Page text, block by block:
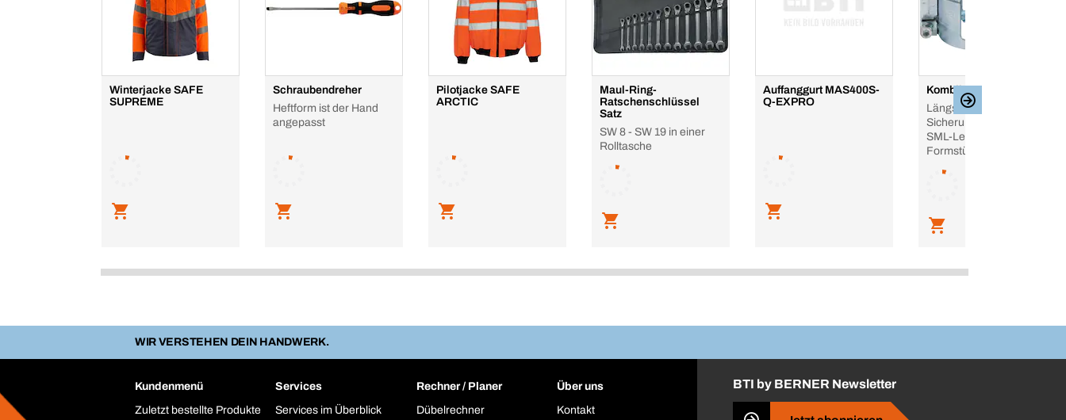
Winterjacke SAFE
SUPREME
Schraubendreher
Heftform ist der Hand
angepasst
Pilotjacke SAFE
ARCTIC
Maul-Ring-
Ratschenschlüssel
Satz
SW 8 - SW 19 in einer
Rolltasche
Auffanggurt MAS400S-
Q-EXPRO
Kombikralle SML
Längsschlüssige
Sicherungsschelle für
SML-Leitungen und
Formstücke für Ein- und
WIR VERSTEHEN DEIN HANDWERK.
Kundenmenü
Zuletzt bestellte Produkte
Services
Services im Überblick
Rechner / Planer
Dübelrechner
Über uns
Kontakt
BTI by BERNER Newsletter